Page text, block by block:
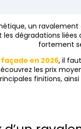
un
les dégradations
fortement
en 2026, il
les prix
finitions,